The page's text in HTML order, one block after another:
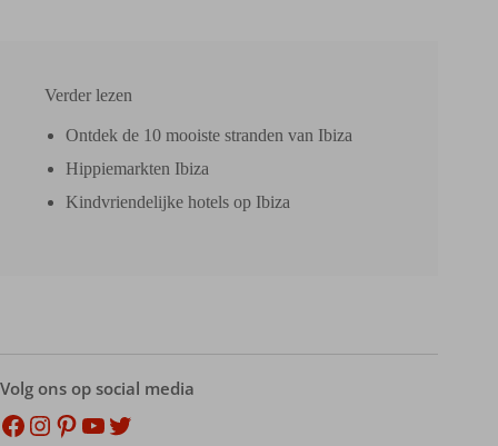
Verder lezen
Ontdek de 10 mooiste stranden van Ibiza
Hippiemarkten Ibiza
Kindvriendelijke hotels op Ibiza
Volg ons op social media
Facebook
Instagram
Pinterest
YouTube
Twitter